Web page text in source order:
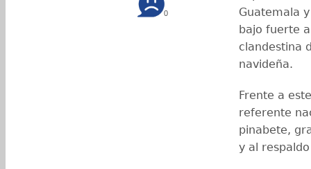
0
Guatemala
bajo fuerte
clandestina
navideña.
Frente a
referente
pinabete,
y al